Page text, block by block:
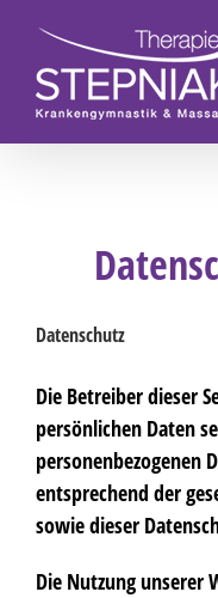
Datenschutz
Die Betreiber dieser
persönlichen Daten
personenbezogenen
entsprechend der
sowie dieser
Die Nutzung unserer